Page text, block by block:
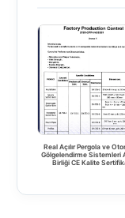
Real Açılır Pergola ve
Gölgelendirme Sistemleri
Birliği CE Kalite